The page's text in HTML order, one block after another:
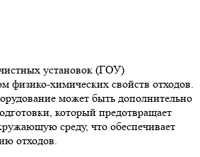
установок (ГОУ)
физико-химических свойств отходов.
может быть дополнительно
который предотвращает
среду, что обеспечивает
отходов.